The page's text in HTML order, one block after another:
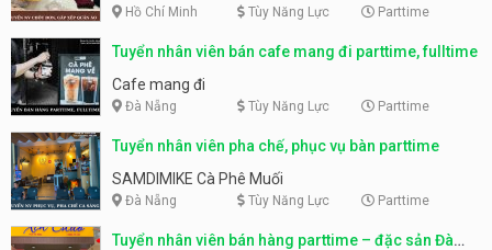
Hồ Chí Minh Tùy Năng Lực Parttime
Tuyển nhân viên bán cafe mang đi parttime, fulltime
Cafe mang đi
Đà Nẵng Tùy Năng Lực Parttime
Tuyển nhân viên pha chế, phục vụ bàn parttime
SAMDIMIKE Cà Phê Muối
Đà Nẵng Tùy Năng Lực Parttime
Tuyển nhân viên bán hàng parttime – đặc sản Đà